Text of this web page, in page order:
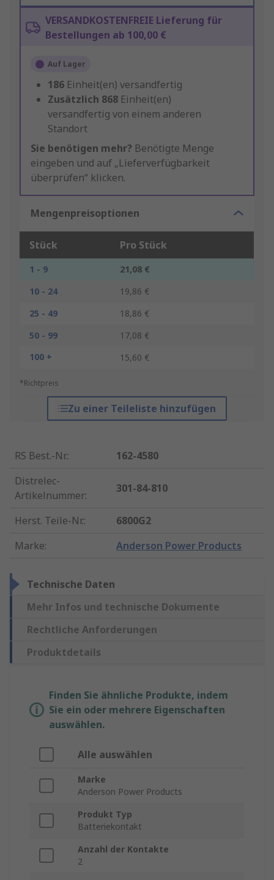
VERSANDKOSTENFREIE Lieferung für
Bestellungen ab 100,00 €
Auf Lager
186 Einheit(en) versandfertig
Zusätzlich 868 Einheit(en)
versandfertig von einem anderen
Standort
Sie benötigen mehr? Benötigte Menge
eingeben und auf „Lieferverfügbarkeit
überprüfen“ klicken.
Mengenpreisoptionen
Stück Pro Stück
1 - 9
21,08 €
10 - 24
19,86 €
25 - 49
18,86 €
50 - 99
17,08 €
100 +
15,60 €
*Richtpreis
Zu einer Teileliste hinzufügen
RS Best.-Nr.:
162-4580
Distrelec-
Artikelnummer:
301-84-810
Herst. Teile-Nr.:
6800G2
Marke: Anderson Power Products
Technische Daten
Mehr Infos und technische Dokumente
Rechtliche Anforderungen
Produktdetails
Finden Sie ähnliche Produkte, indem
Sie ein oder mehrere Eigenschaften
auswählen.
Alle auswählen
Marke
Anderson Power Products
Produkt Typ
Batteriekontakt
Anzahl der Kontakte
2